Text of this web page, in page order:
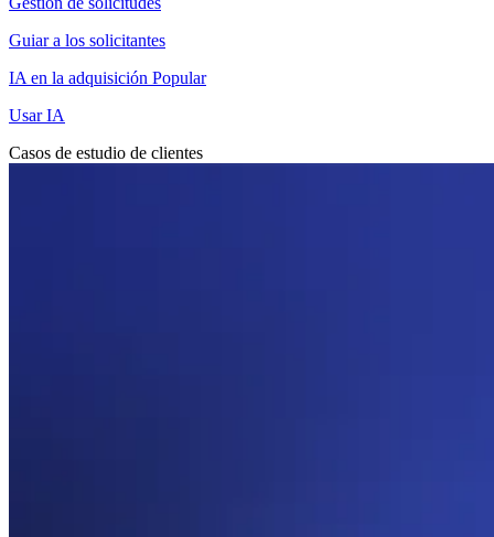
Guiar a los solicitantes
IA en la adquisición Popular
Usar IA
Casos de estudio de clientes